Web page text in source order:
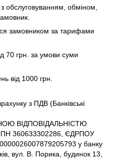
обслуговуванням, обміном,
замовником за тарифами
70 грн. за умови суми
від 1000 грн.
з ПДВ (Банківські
ВІДПОВІДАЛЬНІСТЮ
360633302286, ЄДРПОУ
у банку
вул. В. Порика, будинок 13,